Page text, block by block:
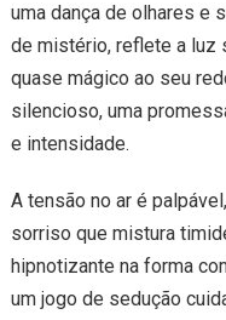
uma dança de olhares e
de mistério, reflete a luz
quase mágico ao seu
silencioso, uma
e intensidade.
A tensão no ar é
sorriso que mistura
hipnotizante na forma
um jogo de sedução